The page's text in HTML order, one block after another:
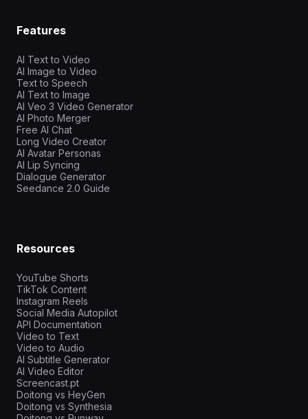
Features
AI Text to Video
AI Image to Video
Text to Speech
AI Text to Image
AI Veo 3 Video Generator
AI Photo Merger
Free AI Chat
Long Video Creator
AI Avatar Personas
AI Lip Syncing
Dialogue Generator
Seedance 2.0 Guide
Resources
YouTube Shorts
TikTok Content
Instagram Reels
Social Media Autopilot
API Documentation
Video to Text
Video to Audio
AI Subtitle Generator
AI Video Editor
Screencast.pt
Doitong vs HeyGen
Doitong vs Synthesia